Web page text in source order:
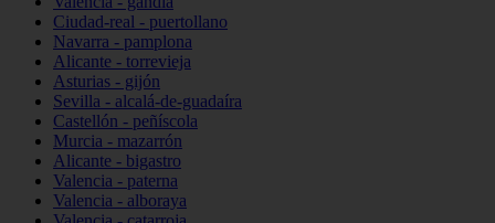
Ciudad-real - puertollano
Navarra - pamplona
Alicante - torrevieja
Asturias - gijón
Sevilla - alcalá-de-guadaíra
Castellón - peñíscola
Murcia - mazarrón
Alicante - bigastro
Valencia - paterna
Valencia - alboraya